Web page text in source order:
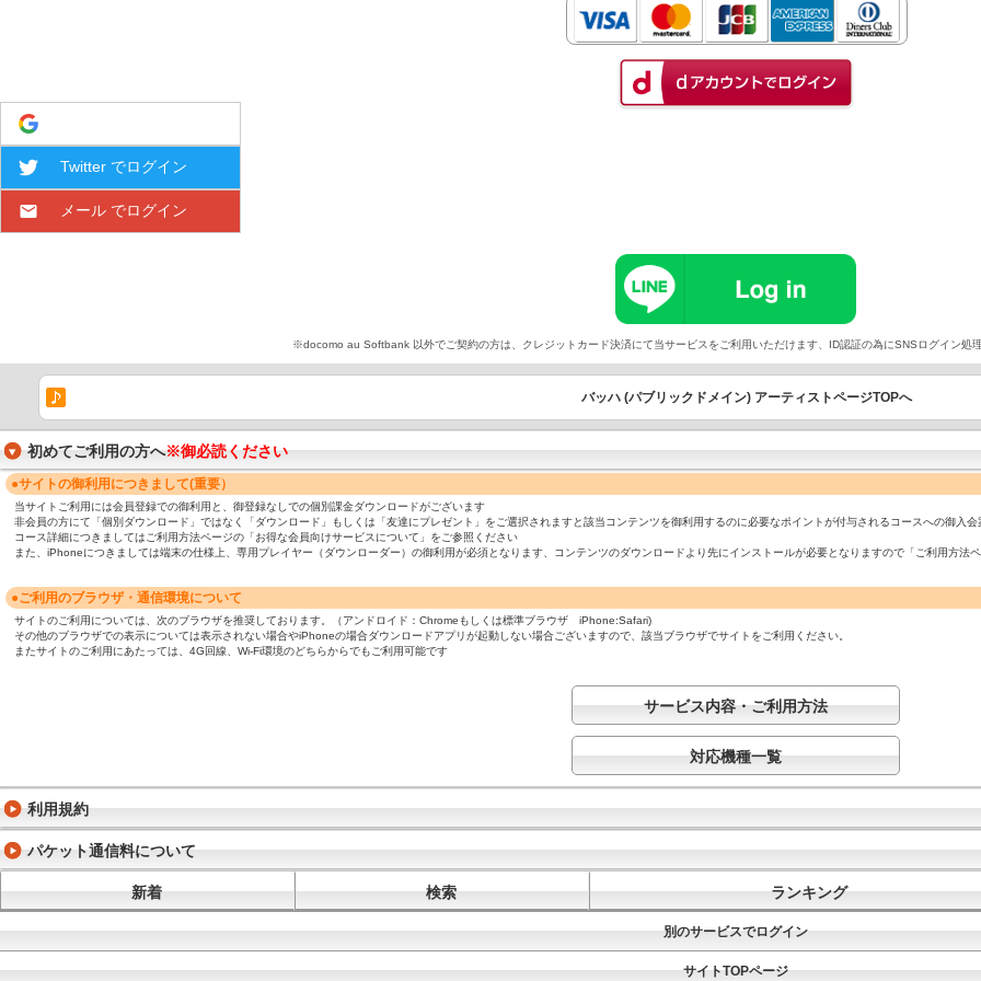
Twitter でログイン
メール でログイン
※docomo au Softbank 以外でご契約の方は、クレジットカード決済にて当サービスをご利用いただけます、ID認証の為にSNSログイン処
バッハ (パブリックドメイン) アーティストページTOPへ
初めてご利用の方へ※御必読ください
●サイトの御利用につきまして(重要）
当サイトご利用には会員登録での御利用と、御登録なしでの個別課金ダウンロードがございます
非会員の方にて「個別ダウンロード」ではなく「ダウンロード」もしくは「友達にプレゼント」をご選択されますと該当コンテンツを御利用するのに必要なポイントが付与されるコースへの御入会
コース詳細につきましてはご利用方法ページの「お得な会員向けサービスについて」をご参照ください
また、iPhoneにつきましては端末の仕様上、専用プレイヤー（ダウンローダー）の御利用が必須となります、コンテンツのダウンロードより先にインストールが必要となりますので「ご利用方法
●ご利用のブラウザ・通信環境について
サイトのご利用については、次のブラウザを推奨しております。（アンドロイド：Chromeもしくは標準ブラウザ iPhone:Safari)
その他のブラウザでの表示については表示されない場合やiPhoneの場合ダウンロードアプリが起動しない場合ございますので、該当ブラウザでサイトをご利用ください。
またサイトのご利用にあたっては、4G回線、Wi-Fi環境のどちらからでもご利用可能です
サービス内容・ご利用方法
対応機種一覧
利用規約
パケット通信料について
新着 検索 ランキング
別のサービスでログイン
サイトTOPページ